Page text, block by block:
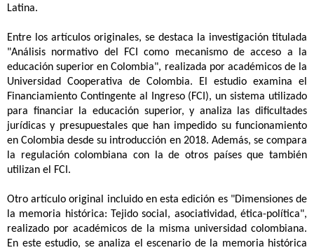
Latina.
Entre los artículos originales, se destaca la investigación titulada
"Análisis normativo del FCI como mecanismo de acceso a la
educación superior en Colombia", realizada por académicos de la
Universidad Cooperativa de Colombia. El estudio examina el
Financiamiento Contingente al Ingreso (FCI), un sistema utilizado
para financiar la educación superior, y analiza las dificultades
jurídicas y presupuestales que han impedido su funcionamiento
en Colombia desde su introducción en 2018. Además, se compara
la regulación colombiana con la de otros países que también
utilizan el FCI.
Otro artículo original incluido en esta edición es "Dimensiones de
la memoria histórica: Tejido social, asociatividad, ética-política",
realizado por académicos de la misma universidad colombiana.
En este estudio, se analiza el escenario de la memoria histórica